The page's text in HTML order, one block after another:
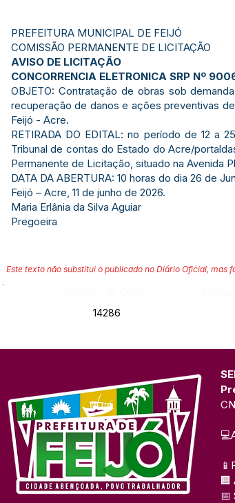
PREFEITURA MUNICIPAL DE FEIJÓ
COMISSÃO PERMANENTE DE LICITAÇÃO
AVISO DE LICITAÇÃO
CONCORRENCIA ELETRONICA SRP Nº
OBJETO: Contratação de obras sob
recuperação de danos e ações preventivas
Feijó - Acre.
RETIRADA DO EDITAL: no período de 12 a
Tribunal de contas do Estado do Acre/
Permanente de Licitação, situado na Avenida
DATA DA ABERTURA: 10 horas do dia 26 de
Feijó – Acre, 11 de junho de 2026.
Maria Erlânia da Silva Aguiar
Pregoeira
Este texto não substitui o publicado no Diário Oficial,
14286
🏢
📅